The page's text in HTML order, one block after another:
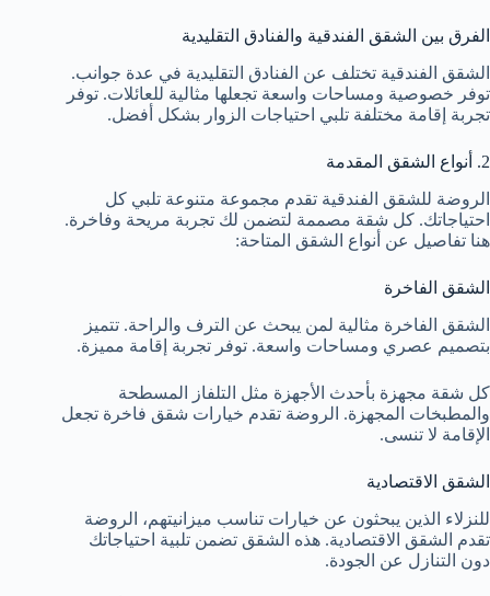
الفرق بين الشقق الفندقية والفنادق التقليدية
الشقق الفندقية تختلف عن الفنادق التقليدية في عدة جوانب.
توفر خصوصية ومساحات واسعة تجعلها مثالية للعائلات. توفر
تجربة إقامة مختلفة تلبي احتياجات الزوار بشكل أفضل.
2. أنواع الشقق المقدمة
الروضة للشقق الفندقية تقدم مجموعة متنوعة تلبي كل
احتياجاتك. كل شقة مصممة لتضمن لك تجربة مريحة وفاخرة.
هنا تفاصيل عن أنواع الشقق المتاحة:
الشقق الفاخرة
الشقق الفاخرة مثالية لمن يبحث عن الترف والراحة. تتميز
بتصميم عصري ومساحات واسعة. توفر تجربة إقامة مميزة.
كل شقة مجهزة بأحدث الأجهزة مثل التلفاز المسطحة
والمطبخات المجهزة. الروضة تقدم خيارات شقق فاخرة تجعل
الإقامة لا تنسى.
الشقق الاقتصادية
للنزلاء الذين يبحثون عن خيارات تناسب ميزانيتهم، الروضة
تقدم الشقق الاقتصادية. هذه الشقق تضمن تلبية احتياجاتك
دون التنازل عن الجودة.